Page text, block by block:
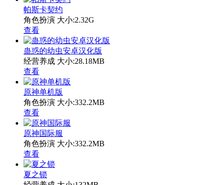
帕斯卡契约
角色扮演 大小:2.32G
查看
蛊惑的幼虫安卓汉化版
经营养成 大小:28.18MB
查看
原神单机版
角色扮演 大小:332.2MB
查看
原神国际服
角色扮演 大小:332.2MB
查看
夏之锁